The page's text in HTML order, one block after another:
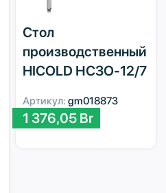
Стол
производственный
HICOLD НСЗО-12/7
Артикул: gm018873
1 376,05 Br